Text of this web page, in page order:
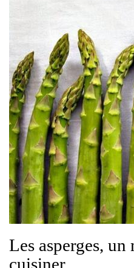
Les asperges,
cuisiner